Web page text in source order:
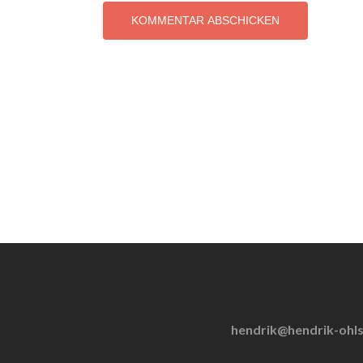
hendrik@hendrik-